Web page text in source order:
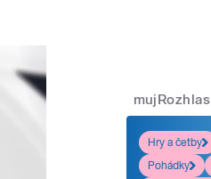
mujRozhlas
Hry a četby
Pohádky